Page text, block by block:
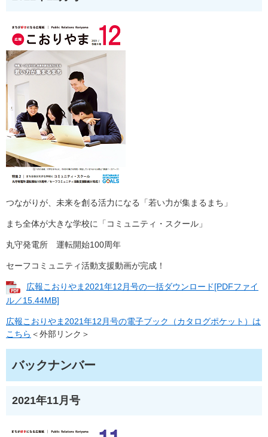
つながりが、未来を創る活力になる「若い力が集まるまち」
まち全体が大きな学校に「コミュニティ・スクール」
丸守発電所 運転開始100周年
セーフコミュニティ活動支援動画が完成！
広報こおりやま2021年12月号の一括ダウンロード[PDFファイ
ル／15.44MB]
広報こおりやま2021年12月号の電子ブック（カタログポケット）は
こちら ＜外部リンク＞
バックナンバー
2021年11月号